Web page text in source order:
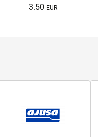
DYNAMAX SCREENWASH
3.50